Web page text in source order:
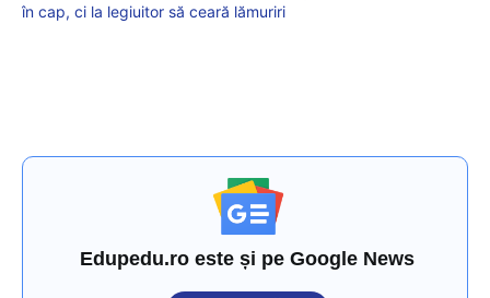
în cap, ci la legiuitor să ceară lămuriri
Edupedu.ro este și pe Google News